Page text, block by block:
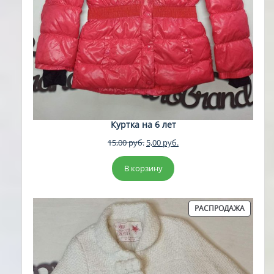
Куртка на 6 лет
15,00руб. Первоначальная
цена
составляла
15,00 руб..
5,00 руб.Текущая
В корзину
РАСПРОДАЖА
ТОВАР